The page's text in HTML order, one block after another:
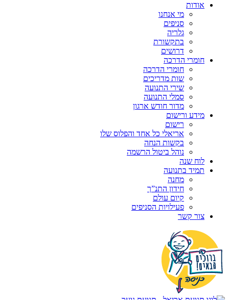
אודות
מי אנחנו
סניפים
גלריה
בתקשורת
דרושים
חומרי הדרכה
חומרי הדרכה
שות מדריכים
שירי התנועה
סמלי התנועה
מדור חודש ארגון
מידע ורישום
רישום
אריאלי כל אחד והפלוס שלו
בקשות הנחה
נוהל ביטול הרשמה
לוח שנה
תמיד בתנועה
מחנה
חידון התנ”ך
קיום עולם
פעילויות הסניפים
צור קשר